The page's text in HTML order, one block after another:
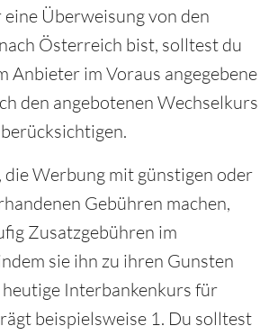
Überweisung von den
Österreich bist, solltest du
Anbieter im Voraus angegebene
den angebotenen Wechselkurs
die Werbung mit günstigen oder
Gebühren machen,
Zusatzgebühren im
sie ihn zu ihren Gunsten
heutige Interbankenkurs für
beispielsweise 1. Du solltest